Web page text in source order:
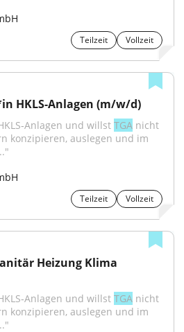
Teilzeit Vollzeit
HKLS-Anlagen (m/w/d)
und willst TGA nicht
konzipieren, auslegen und im
Teilzeit Vollzeit
Heizung Klima
und willst TGA nicht
konzipieren, auslegen und im